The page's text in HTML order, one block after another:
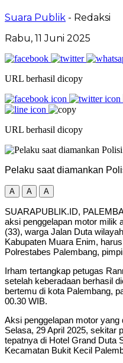
Suara Publik - Redaksi
Rabu, 11 Juni 2025
URL berhasil dicopy
URL berhasil dicopy
Pelaku saat diamankan
A A A
SUARAPUBLIK.ID,
aksi penggelapan motor milik
(33), warga Jalan Duta
Kabupaten Muara Enim,
Polrestabes Palembang,
Irham tertangkap petugas
setelah keberadaan berhasil
bertemu di kota Palembang,
00.30 WIB.
Aksi penggelapan motor
Selasa, 29 April 2025, sekitar
tepatnya di Hotel Grand Duta
Kecamatan Bukit Kecil